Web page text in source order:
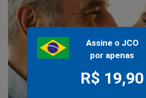
Assine o JCO
por apenas
R$ 19,90